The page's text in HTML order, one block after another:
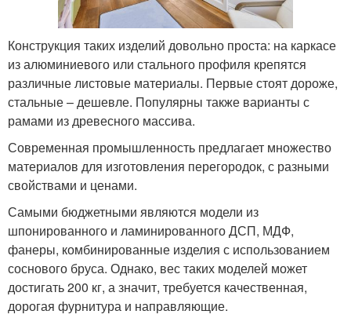
Конструкция таких изделий довольно проста: на каркасе
из алюминиевого или стального профиля крепятся
различные листовые материалы. Первые стоят дороже,
стальные – дешевле. Популярны также варианты с
рамами из древесного массива.
Современная промышленность предлагает множество
материалов для изготовления перегородок, с разными
свойствами и ценами.
Самыми бюджетными являются модели из
шпонированного и ламинированного ДСП, МДФ,
фанеры, комбинированные изделия с использованием
соснового бруса. Однако, вес таких моделей может
достигать 200 кг, а значит, требуется качественная,
дорогая фурнитура и направляющие.